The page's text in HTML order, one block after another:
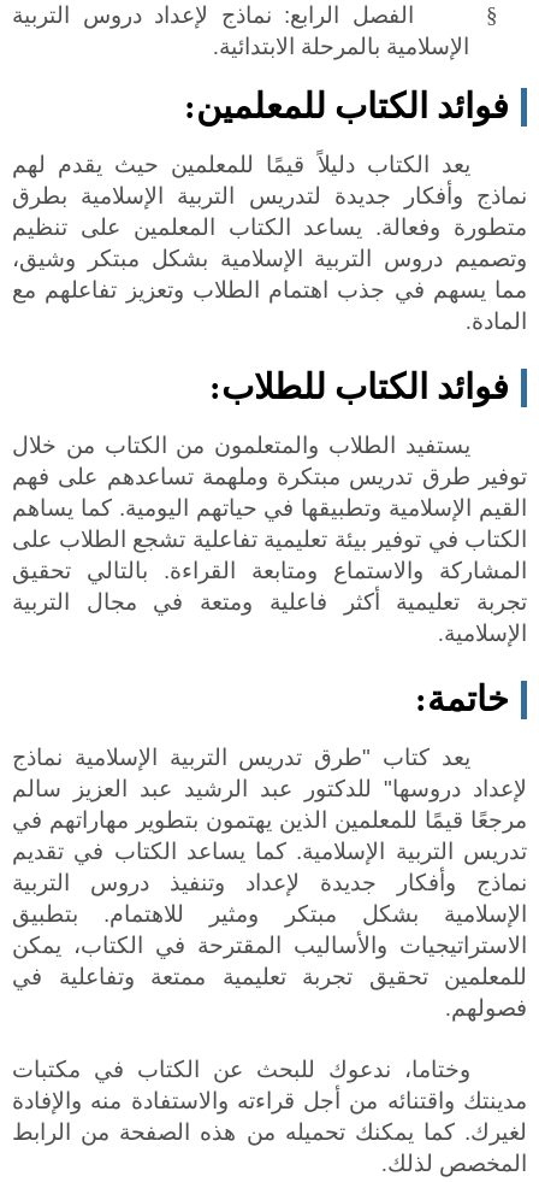
§
الفصل الرابع: نماذج لإعداد دروس التربية
الإسلامية بالمرحلة الابتدائية.
فوائد الكتاب للمعلمين:
يعد الكتاب دليلاً قيمًا للمعلمين حيث يقدم لهم
نماذج وأفكار جديدة لتدريس التربية الإسلامية بطرق
متطورة وفعالة. يساعد الكتاب المعلمين على تنظيم
وتصميم دروس التربية الإسلامية بشكل مبتكر وشيق،
مما يسهم في جذب اهتمام الطلاب وتعزيز تفاعلهم مع
المادة.
فوائد الكتاب للطلاب:
يستفيد الطلاب والمتعلمون من الكتاب من خلال
توفير طرق تدريس مبتكرة وملهمة تساعدهم على فهم
القيم الإسلامية وتطبيقها في حياتهم اليومية. كما يساهم
الكتاب في توفير بيئة تعليمية تفاعلية تشجع الطلاب على
المشاركة والاستماع ومتابعة القراءة. بالتالي تحقيق
تجربة تعليمية أكثر فاعلية ومتعة في مجال التربية
الإسلامية.
خاتمة:
يعد كتاب "طرق تدريس التربية الإسلامية نماذج
لإعداد دروسها" للدكتور عبد الرشيد عبد العزيز سالم
مرجعًا قيمًا للمعلمين الذين يهتمون بتطوير مهاراتهم في
تدريس التربية الإسلامية. كما يساعد الكتاب في تقديم
نماذج وأفكار جديدة لإعداد وتنفيذ دروس التربية
الإسلامية بشكل مبتكر ومثير للاهتمام. بتطبيق
الاستراتيجيات والأساليب المقترحة في الكتاب، يمكن
للمعلمين تحقيق تجربة تعليمية ممتعة وتفاعلية في
فصولهم.
وختاما، ندعوك للبحث عن الكتاب في مكتبات
مدينتك واقتنائه من أجل قراءته والاستفادة منه والإفادة
لغيرك. كما يمكنك تحميله من هذه الصفحة من الرابط
المخصص لذلك.